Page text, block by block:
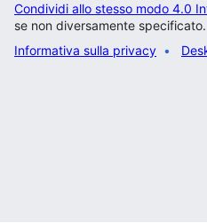
Condividi allo stesso modo 4.0
se non diversamente specificato.
Informativa sulla privacy